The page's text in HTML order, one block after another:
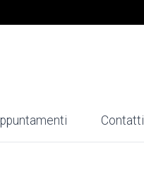
Contatti